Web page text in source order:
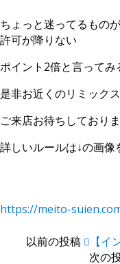
ちょっと迷ってるもの
許可が降りない
ポイント2倍と言って
是非お近くのリミック
ご来店お待ちしておりま
詳しいルールは↓の画像
https://meito-
以前の投稿
【
次の